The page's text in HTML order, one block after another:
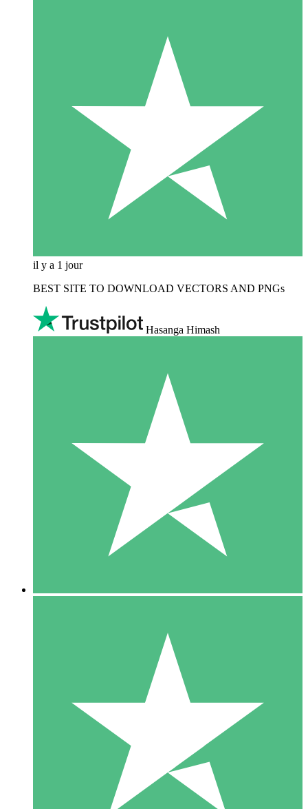
il y a 1 jour
BEST SITE TO DOWNLOAD VECTORS AND PNGs
Hasanga Himash